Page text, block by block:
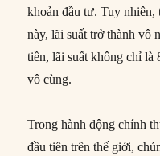
khoản đầu tư. Tuy
này, lãi suất trở thành vô
tiền, lãi suất không chỉ là
vô cùng.
Trong hành động chính
đầu tiên trên thế giới,